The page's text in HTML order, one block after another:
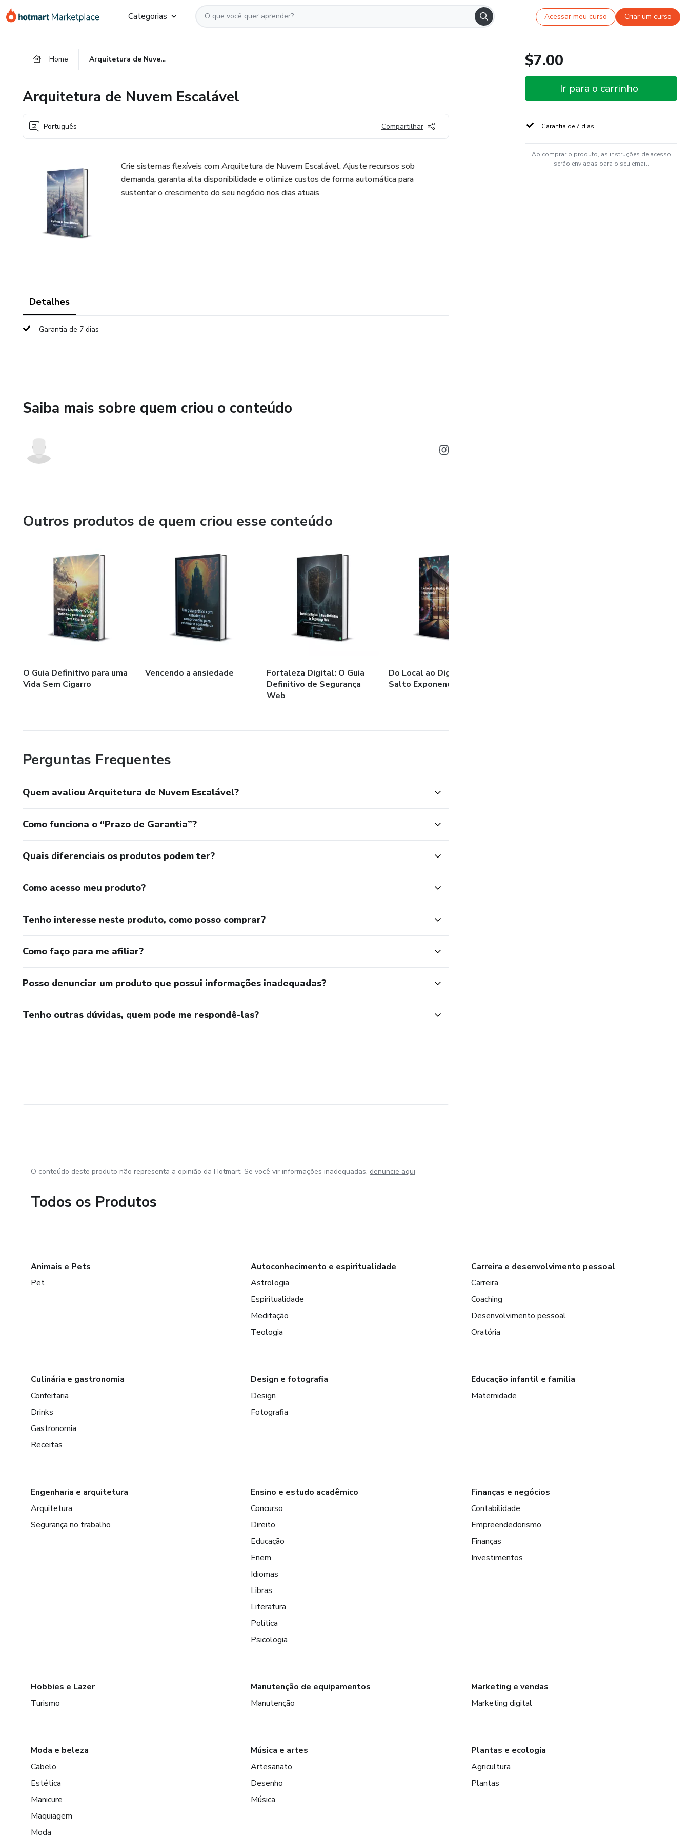
para
para
para
Categorias Acessar meu curso Criar um curso
Home Arquitetura de Nuvem Escalável
Arquitetura de Nuvem Escalável
Português Compartilhar
Crie sistemas flexíveis com Arquitetura de Nuvem Escalável. Ajuste recursos sob
demanda, garanta alta disponibilidade e otimize custos de forma automática para
sustentar o crescimento do seu negócio nos dias atuais
Detalhes
Garantia de 7 dias
Saiba mais sobre quem criou o conteúdo
Outros produtos de quem criou esse conteúdo
O Guia Definitivo para uma
Vida Sem Cigarro
Vencendo a ansiedade
Fortaleza Digital: O Guia
Definitivo de Segurança
Web
Do Local ao Digital_ O
Salto Exponencial
Perguntas Frequentes
Quem avaliou Arquitetura de Nuvem Escalável?
Como funciona o “Prazo de Garantia”?
Quais diferenciais os produtos podem ter?
Como acesso meu produto?
Tenho interesse neste produto, como posso comprar?
Como faço para me afiliar?
Posso denunciar um produto que possui informações inadequadas?
Tenho outras dúvidas, quem pode me respondê-las?
$7.00
Ir para o carrinho
Garantia de 7 dias
Ao comprar o produto, as instruções de acesso
serão enviadas para o seu email.
O conteúdo deste produto não representa a opinião da Hotmart. Se você vir informações inadequadas, denuncie aqui
Todos os Produtos
Animais e Pets
Pet
Autoconhecimento e espiritualidade
Astrologia
Espiritualidade
Meditação
Teologia
Carreira e desenvolvimento pessoal
Carreira
Coaching
Desenvolvimento pessoal
Oratória
Culinária e gastronomia
Confeitaria
Drinks
Gastronomia
Receitas
Design e fotografia
Design
Fotografia
Educação infantil e família
Maternidade
Engenharia e arquitetura
Arquitetura
Segurança no trabalho
Ensino e estudo acadêmico
Concurso
Direito
Educação
Enem
Idiomas
Libras
Literatura
Política
Psicologia
Finanças e negócios
Contabilidade
Empreendedorismo
Finanças
Investimentos
Hobbies e Lazer
Turismo
Manutenção de equipamentos
Manutenção
Marketing e vendas
Marketing digital
Moda e beleza
Cabelo
Estética
Manicure
Maquiagem
Moda
Música e artes
Artesanato
Desenho
Música
Plantas e ecologia
Agricultura
Plantas